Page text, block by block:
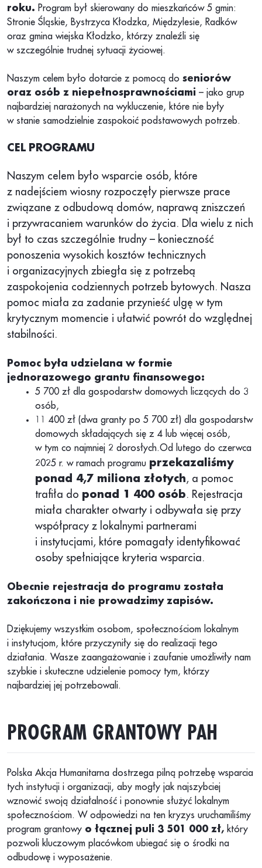
roku. Program był skierowany do mieszkańców 5 gmin:
Stronie Śląskie, Bystrzyca Kłodzka, Międzylesie, Radków
oraz gmina wiejska Kłodzko, którzy znaleźli się
w szczególnie trudnej sytuacji życiowej.
Naszym celem było dotarcie z pomocą do seniorów
oraz osób z niepełnosprawnościami – jako grup
najbardziej narażonych na wykluczenie, które nie były
w stanie samodzielnie zaspokoić podstawowych potrzeb.
CEL PROGRAMU
Naszym celem było wsparcie osób, które
z nadejściem wiosny rozpoczęły pierwsze prace
związane z odbudową domów, naprawą zniszczeń
i przywracaniem warunków do życia. Dla wielu z nich
był to czas szczególnie trudny – konieczność
ponoszenia wysokich kosztów technicznych
i organizacyjnych zbiegła się z potrzebą
zaspokojenia codziennych potrzeb bytowych. Nasza
pomoc miała za zadanie przynieść ulgę w tym
krytycznym momencie i ułatwić powrót do względnej
stabilności.
Pomoc była udzielana w formie
jednorazowego grantu finansowego:
5 700 zł dla gospodarstw domowych liczących do 3
osób,
11 400 zł (dwa granty po 5 700 zł) dla gospodarstw
domowych składających się z 4 lub więcej osób,
w tym co najmniej 2 dorosłych.Od lutego do czerwca
2025 r. w ramach programu przekazaliśmy
ponad 4,7 miliona złotych, a pomoc
trafiła do ponad 1 400 osób. Rejestracja
miała charakter otwarty i odbywała się przy
współpracy z lokalnymi partnerami
i instytucjami, które pomagały identyfikować
osoby spełniające kryteria wsparcia.
Obecnie rejestracja do programu została
zakończona i nie prowadzimy zapisów.
Dziękujemy wszystkim osobom, społecznościom lokalnym
i instytucjom, które przyczyniły się do realizacji tego
działania. Wasze zaangażowanie i zaufanie umożliwiły nam
szybkie i skuteczne udzielenie pomocy tym, którzy
najbardziej jej potrzebowali.
PROGRAM GRANTOWY PAH
Polska Akcja Humanitarna dostrzega pilną potrzebę wsparcia
tych instytucji i organizacji, aby mogły jak najszybciej
wznowić swoją działalność i ponownie służyć lokalnym
społecznościom. W odpowiedzi na ten kryzys uruchamiliśmy
program grantowy o łącznej puli 3 501 000 zł, który
pozwoli kluczowym placówkom ubiegać się o środki na
odbudowę i wyposażenie.